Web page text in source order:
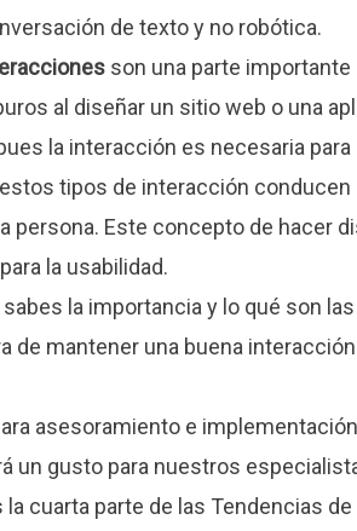
de texto y no robótica.
son una parte
al diseñar un sitio web o una
la interacción es necesaria
tipos de interacción
persona. Este concepto de hacer
la usabilidad.
la importancia y lo qué son las
de mantener una buena
asesoramiento e
un gusto para nuestros
cuarta parte de las Tendencias